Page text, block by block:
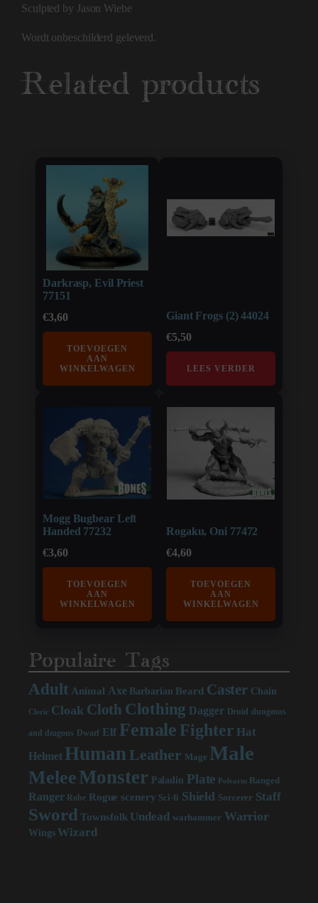
Sculpted by Jason Wiebe
Wordt onbeschilderd geleverd.
Related products
Darkrasp, Evil Priest
77151
€3,60
TOEVOEGEN
AAN
WINKELWAGEN
Giant Frogs (2) 44024
€5,50
LEES VERDER
Mogg Bugbear Left
Handed 77232
€3,60
TOEVOEGEN
AAN
WINKELWAGEN
Rogaku, Oni 77472
€4,60
TOEVOEGEN
AAN
WINKELWAGEN
Populaire Tags
Adult Animal Axe Barbarian Beard Caster Chain
Cleric Cloak Cloth Clothing Dagger Druid dungeons
and dragons Dwarf Elf FemaleFighter Hat
Helmet Human Leather Mage Male
MeleeMonster Paladin Plate Polearm Ranged
Ranger Robe Rogue scenery Sci-fi Shield Sorcerer Staff
Sword Townsfolk Undead warhammer Warrior
Wings Wizard